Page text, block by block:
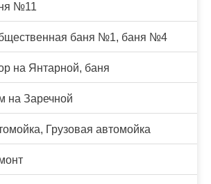
№11
баня №1, баня №4
на Янтарной, баня
на Заречной
Грузовая автомойка